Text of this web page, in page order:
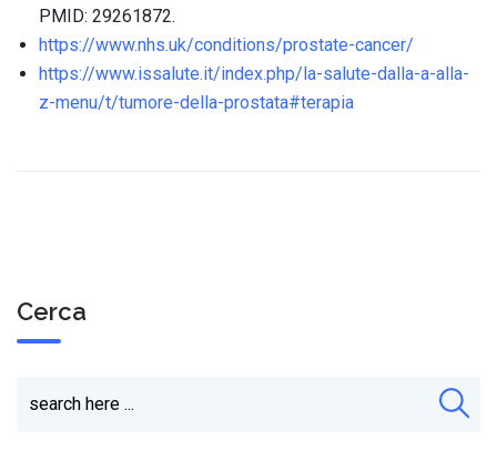
PMID: 29261872.
https://www.nhs.uk/conditions/prostate-cancer/
https://www.issalute.it/index.php/la-salute-dalla-a-alla-
z-menu/t/tumore-della-prostata#terapia
Cerca